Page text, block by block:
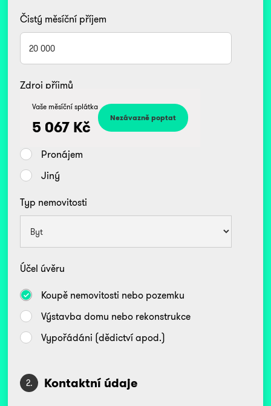
Čistý měsíční příjem
Vaše měsíční splátka
5 067 Kč
Zdroj příjmů
Zaměstnanec
Podnikatel/OSVČ
Pronájem
Jiný
Typ nemovitosti
Účel úvěru
Koupě nemovitosti nebo pozemku
Výstavba domu nebo rekonstrukce
Vypořádáni (dědictví apod.)
2. Kontaktní údaje